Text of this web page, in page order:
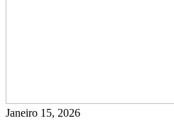
Janeiro 15, 2026